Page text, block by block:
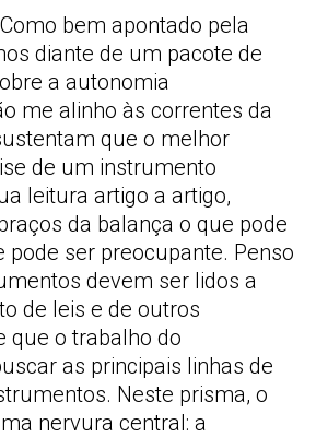
bem apontado pela
diante de um pacote de
a autonomia
me alinho às correntes da
que o melhor
de um instrumento
leitura artigo a artigo,
da balança o que pode
pode ser preocupante. Penso
devem ser lidos a
de leis e de outros
que o trabalho do
as principais linhas de
Neste prisma, o
nervura central: a